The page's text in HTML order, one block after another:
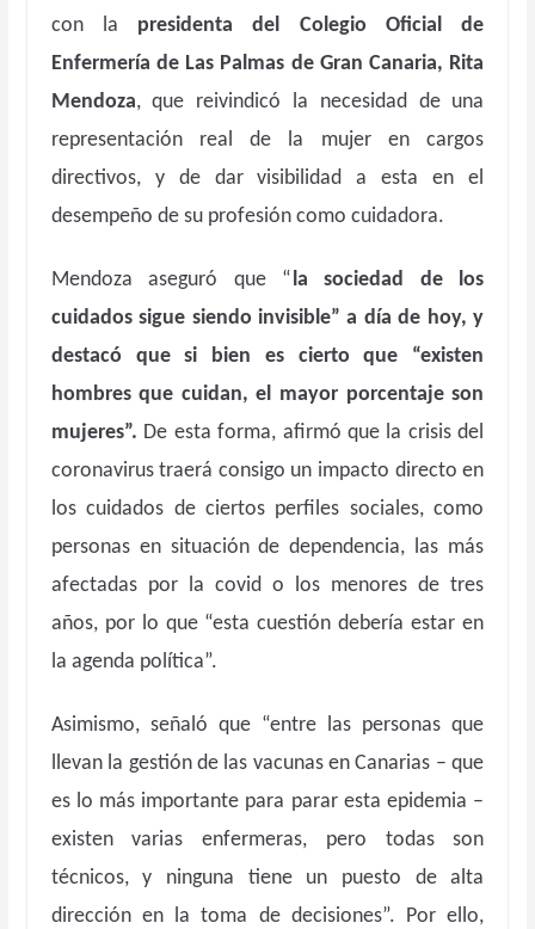
con la presidenta del Colegio Oficial de
Enfermería de Las Palmas de Gran Canaria, Rita
Mendoza, que reivindicó la necesidad de una
representación real de la mujer en cargos
directivos, y de dar visibilidad a esta en el
desempeño de su profesión como cuidadora.
Mendoza aseguró que “ la sociedad de los
cuidados sigue siendo invisible” a día de hoy, y
destacó que si bien es cierto que “existen
hombres que cuidan, el mayor porcentaje son
mujeres”. De esta forma, afirmó que la crisis del
coronavirus traerá consigo un impacto directo en
los cuidados de ciertos perfiles sociales, como
personas en situación de dependencia, las más
afectadas por la covid o los menores de tres
años, por lo que “esta cuestión debería estar en
la agenda política”.
Asimismo, señaló que “entre las personas que
llevan la gestión de las vacunas en Canarias – que
es lo más importante para parar esta epidemia –
existen varias enfermeras, pero todas son
técnicos, y ninguna tiene un puesto de alta
dirección en la toma de decisiones”. Por ello,